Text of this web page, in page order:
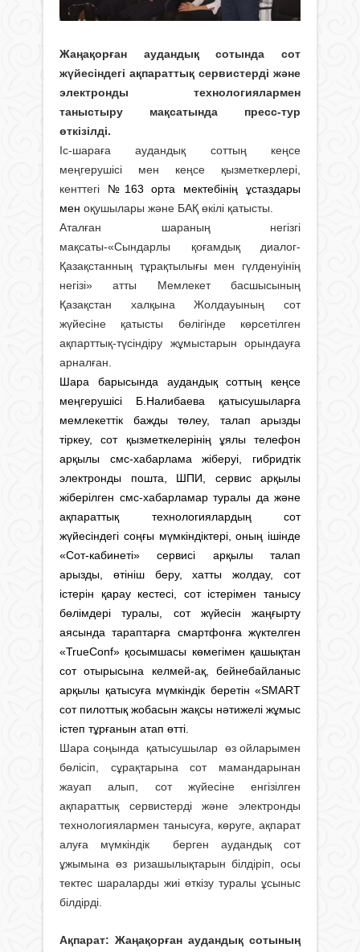
Жаңақорған аудандық сотында сот
жүйесіндегі ақпараттық сервистерді және
электронды технологиялармен
таныстыру мақсатында пресс-тур
өткізілді.
Іс-шараға аудандық соттың кеңсе
меңгерушісі мен кеңсе қызметкерлері,
кенттегі №163 орта мектебінің ұстаздары
мен оқушылары және БАҚ өкілі қатысты.
Аталған шараның негізгі
мақсаты-«Сындарлы қоғамдық диалог-
Қазақстанның тұрақтылығы мен гүлденуінің
негізі» атты Мемлекет басшысының
Қазақстан халқына Жолдауының сот
жүйесіне қатысты бөлігінде көрсетілген
ақпарттық-түсіндіру жұмыстарын орындауға
арналған.
Шара барысында аудандық соттың кеңсе
меңгерушісі Б.Налибаева қатысушыларға
мемлекеттік бажды төлеу, талап арызды
тіркеу, сот қызметкелерінің ұялы телефон
арқылы смс-хабарлама жіберуі, гибридтік
электронды пошта, ШПИ, сервис арқылы
жіберілген смс-хабарламар туралы да және
ақпараттық технологиялардың сот
жүйесіндегі соңғы мүмкіндіктері, оның ішінде
«Сот-кабинеті» сервисі арқылы талап
арызды, өтініш беру, хатты жолдау, сот
істерін қарау кестесі, сот істерімен танысу
бөлімдері туралы, сот жүйесін жаңғырту
аясында тараптарға смартфонға жүктелген
«TrueConf» қосымшасы көмегімен қашықтан
сот отырысына келмей-ақ, бейнебайланыс
арқылы қатысуға мүмкіндік беретін «SMART
сот пилоттық жобасын жақсы нәтижелі жұмыс
істеп тұрғанын атап өтті.
Шара соңында қатысушылар өз ойларымен
бөлісіп, сұрақтарына сот мамандарынан
жауап алып, сот жүйесіне енгізілген
ақпараттық сервистерді және электронды
технологиялармен танысуға, көруге, ақпарат
алуға мүмкіндік берген аудандық сот
ұжымына өз ризашылықтарын білдіріп, осы
тектес шараларды жиі өткізу туралы ұсыныс
білдірді.
Ақпарат: Жаңақорған аудандық сотының